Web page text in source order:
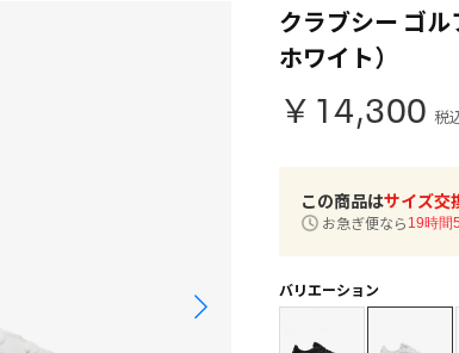
クラブシー ゴ
ホワイト）
￥14,300 税
この商品はサイズ交
お急ぎ便なら 19時間
バリエーション